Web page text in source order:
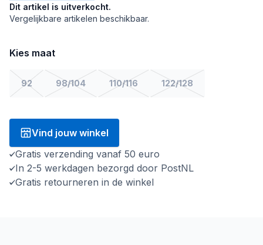
Dit artikel is uitverkocht.
Vergelijkbare artikelen beschikbaar.
Kies maat
92 98/104 110/116 122/128
Vind jouw winkel
Gratis verzending vanaf 50 euro
In 2-5 werkdagen bezorgd door PostNL
Gratis retourneren in de winkel